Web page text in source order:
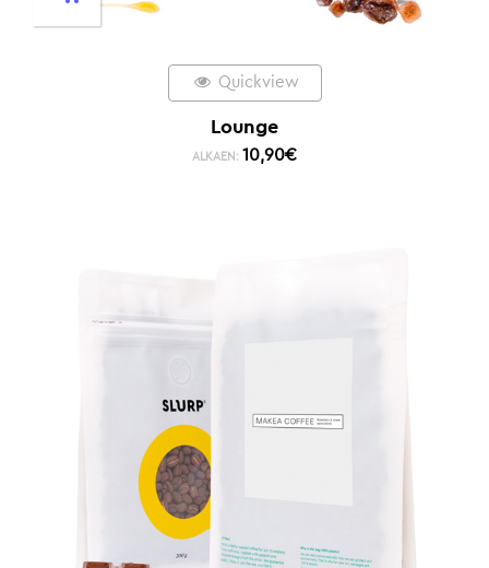
Quickview
Lounge
ALKAEN: 10,90€